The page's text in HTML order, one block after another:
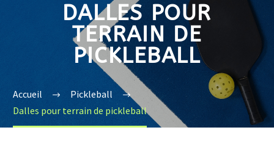
DALLES POUR
TERRAIN DE
PICKLEBALL
Accueil
Pickleball
Dalles pour terrain de pickleball